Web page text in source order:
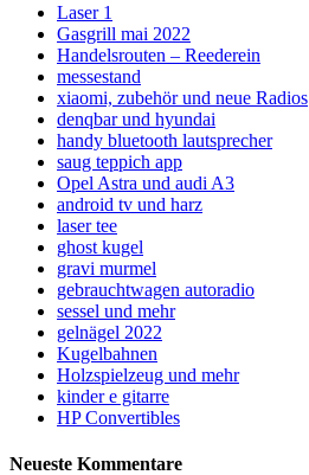
Laser 1
Gasgrill mai 2022
Handelsrouten – Reederein
messestand
xiaomi, zubehör und neue Radios
denqbar und hyundai
handy bluetooth lautsprecher
saug teppich app
Opel Astra und audi A3
android tv und harz
laser tee
ghost kugel
gravi murmel
gebrauchtwagen autoradio
sessel und mehr
gelnägel 2022
Kugelbahnen
Holzspielzeug und mehr
kinder e gitarre
HP Convertibles
Neueste Kommentare